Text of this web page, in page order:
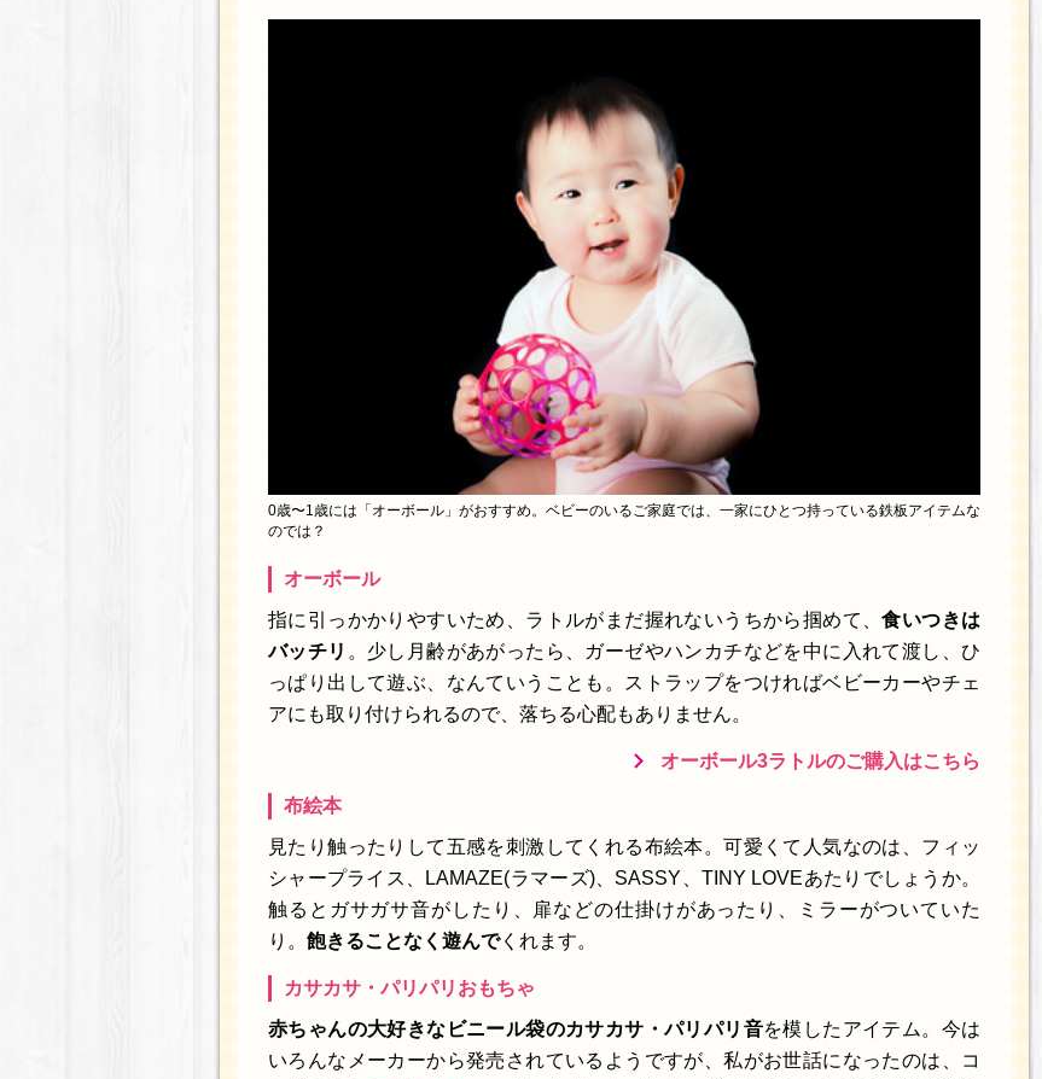
0歳〜1歳には「オーボール」がおすすめ。ベビーのいるご家庭では、一家にひとつ持っている鉄板アイテムな
のでは？
オーボール
指に引っかかりやすいため、ラトルがまだ握れないうちから掴めて、食いつきは
バッチリ 。少し月齢があがったら、ガーゼやハンカチなどを中に入れて渡し、ひ
っぱり出して遊ぶ、なんていうことも。ストラップをつければベビーカーやチェ
アにも取り付けられるので、落ちる心配もありません。
オーボール3ラトルのご購入はこちら
布絵本
見たり触ったりして五感を刺激してくれる布絵本。可愛くて人気なのは、フィッ
シャープライス、LAMAZE(ラマーズ)、SASSY、TINY LOVEあたりでしょうか。
触るとガサガサ音がしたり、扉などの仕掛けがあったり、ミラーがついていた
り。 飽きることなく遊んでくれます。
カサカサ・パリパリおもちゃ
赤ちゃんの大好きなビニール袋のカサカサ・パリパリ音を模したアイテム。今は
いろんなメーカーから発売されているようですが、私がお世話になったのは、コ